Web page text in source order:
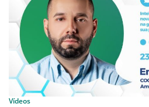
Vídeos